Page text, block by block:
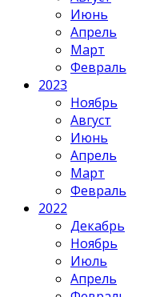
Июнь
Апрель
Март
Февраль
2023
Ноябрь
Август
Июнь
Апрель
Март
Февраль
2022
Декабрь
Ноябрь
Июль
Апрель